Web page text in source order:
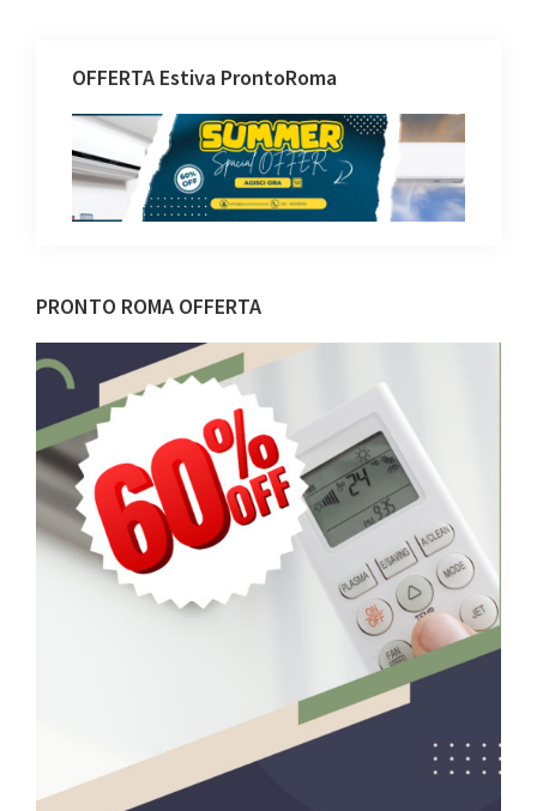
OFFERTA Estiva ProntoRoma
Barra
laterale
primaria
PRONTO ROMA OFFERTA